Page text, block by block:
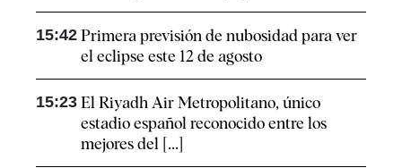
15:42 Primera previsión de nubosidad para ver
el eclipse este 12 de agosto
15:23 El Riyadh Air Metropolitano, único
estadio español reconocido entre los
mejores del [...]